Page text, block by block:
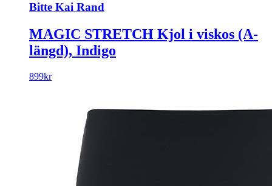
Bitte Kai Rand
MAGIC STRETCH Kjol i viskos (A-
längd), Indigo
899kr